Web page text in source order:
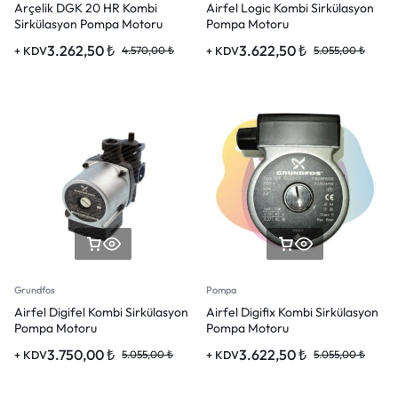
Arçelik DGK 20 HR Kombi
Sirkülasyon Pompa Motoru
3.262,50₺ 4.570,00₺
+ KDV
Airfel Logic Kombi Sirkülasyon
Pompa Motoru
3.622,50₺ 5.055,00₺
+ KDV
Grundfos
Airfel Digifel Kombi Sirkülasyon
Pompa Motoru
3.750,00₺ 5.055,00₺
+ KDV
Pompa
Airfel Digifix Kombi Sirkülasyon
Pompa Motoru
3.622,50₺ 5.055,00₺
+ KDV